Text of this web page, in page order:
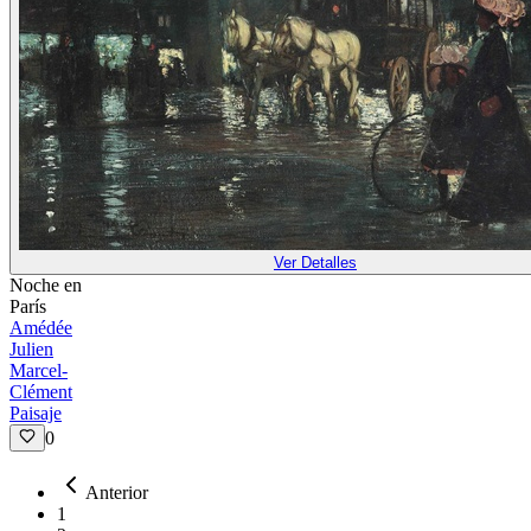
Ver Detalles
Noche en
París
Amédée
Julien
Marcel-
Clément
Paisaje
0
Anterior
1